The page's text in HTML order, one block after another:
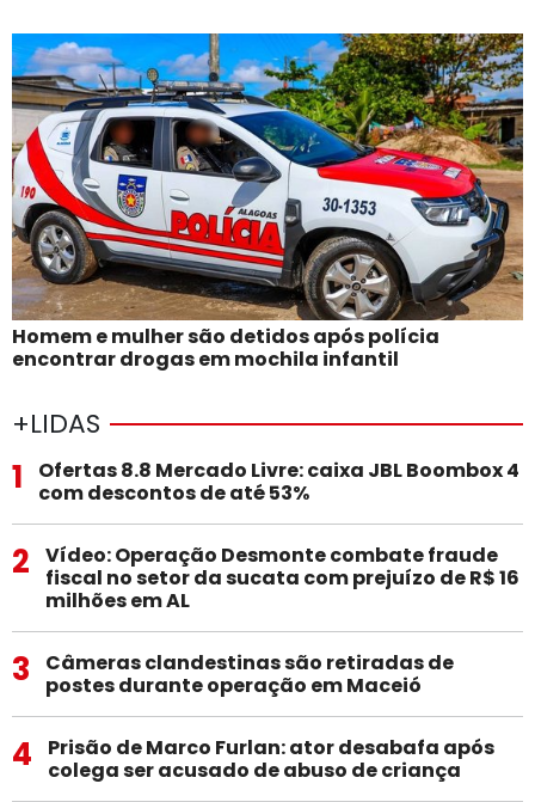
Homem e mulher são detidos após polícia
encontrar drogas em mochila infantil
+LIDAS
1
Ofertas 8.8 Mercado Livre: caixa JBL Boombox 4
com descontos de até 53%
2
Vídeo: Operação Desmonte combate fraude
fiscal no setor da sucata com prejuízo de R$ 16
milhões em AL
3
Câmeras clandestinas são retiradas de
postes durante operação em Maceió
4
Prisão de Marco Furlan: ator desabafa após
colega ser acusado de abuso de criança